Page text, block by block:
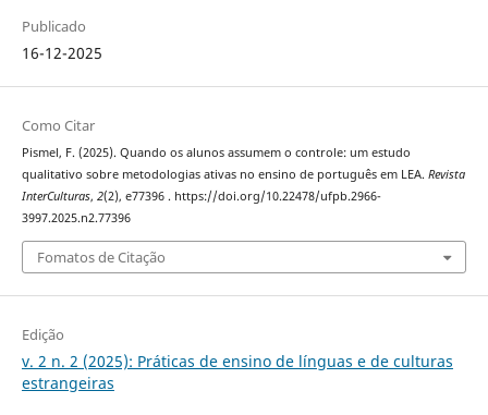
Publicado
16-12-2025
Como Citar
Pismel, F. (2025). Quando os alunos assumem o controle: um estudo
qualitativo sobre metodologias ativas no ensino de português em LEA. Revista
InterCulturas, 2(2), e77396 . https://doi.org/10.22478/ufpb.2966-
3997.2025.n2.77396
Fomatos de Citação
Edição
v. 2 n. 2 (2025): Práticas de ensino de línguas e de culturas
estrangeiras